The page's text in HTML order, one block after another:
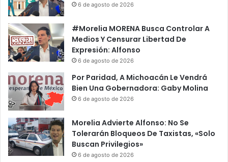
6 de agosto de 2026
#Morelia MORENA Busca Controlar A
Medios Y Censurar Libertad De
Expresión: Alfonso
6 de agosto de 2026
Por Paridad, A Michoacán Le Vendrá
Bien Una Gobernadora: Gaby Molina
6 de agosto de 2026
Morelia Advierte Alfonso: No Se
Tolerarán Bloqueos De Taxistas, «Solo
Buscan Privilegios»
6 de agosto de 2026